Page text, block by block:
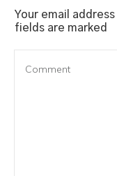
Your email
fields are marked